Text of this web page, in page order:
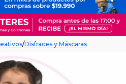
/Disfraces y Máscaras